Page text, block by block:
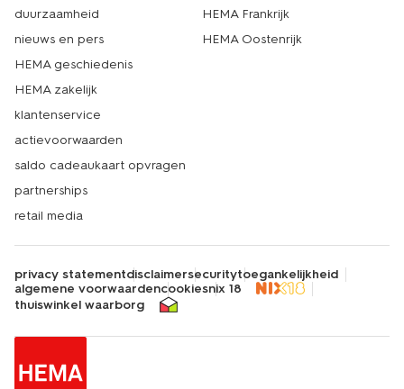
duurzaamheid
nieuws en pers
HEMA geschiedenis
HEMA zakelijk
klantenservice
actievoorwaarden
saldo cadeaukaart opvragen
partnerships
retail media
HEMA Frankrijk
HEMA Oostenrijk
privacy statementdisclaimersecuritytoegankelijkheid
algemene voorwaardencookiesnix 18
thuiswinkel waarborg